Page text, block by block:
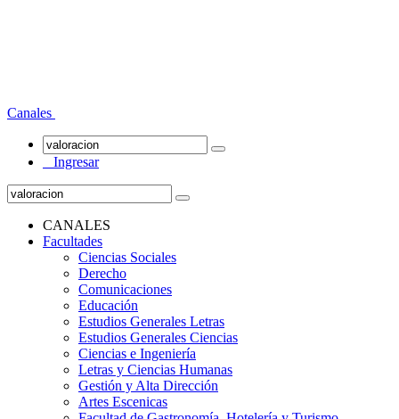
Canales
Ingresar
CANALES
Facultades
Ciencias Sociales
Derecho
Comunicaciones
Educación
Estudios Generales Letras
Estudios Generales Ciencias
Ciencias e Ingeniería
Letras y Ciencias Humanas
Gestión y Alta Dirección
Artes Escenicas